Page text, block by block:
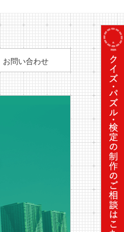
お問い合わせ